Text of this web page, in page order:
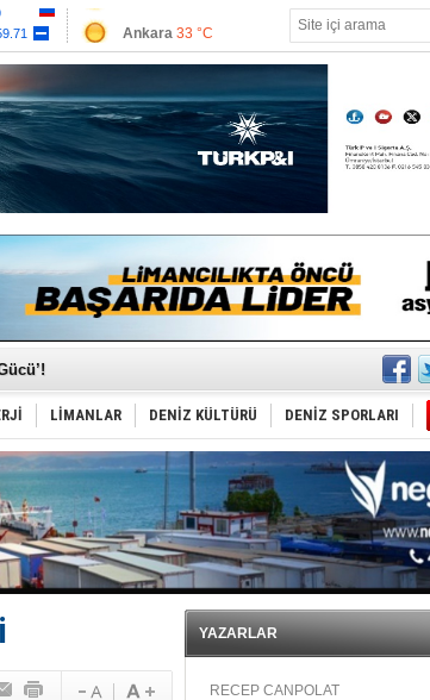
Ankara 33 °C
Antalya32 °C
Muğla 34 °C
Çanakkale 34 °C
Erçelik’ten ‘Çözüm Anahtarı’
Yüz binlerce canlıyı öldürmüş
biyolojik bombaya dönüşüyor
Ormanı!
fuarlarına çıkarma yapacak
yoğun talep var
kurmaya hazırlanıyor
ilk start!
ayda 40.000 gemi
ziyaretçi kayıtları başladı!
kazanımla sonuçlandı
mahsur kaldı!
LİMANLAR DENİZ KÜLTÜRÜ DENİZ SPORLARI
YAZARLAR
RECEP CANPOLAT